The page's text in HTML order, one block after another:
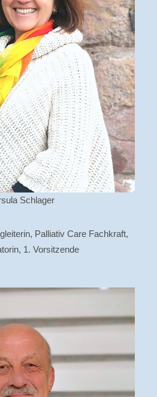
Schlager
Palliativ Care Fachkraft,
1. Vorsitzende